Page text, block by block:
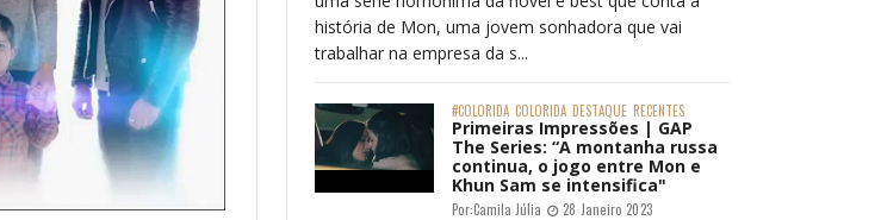
história de Mon, uma jovem sonhadora que vai
trabalhar na empresa da s...
#COLORIDA COLORIDA DESTAQUE RECENTES
Primeiras Impressões | GAP
The Series: “A montanha russa
continua, o jogo entre Mon e
Khun Sam se intensifica"
Por:Camila Júlia 28 Janeiro 2023